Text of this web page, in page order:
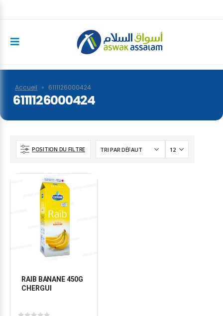
Accueil » 6111126000424
6111126000424
POSITION DU FILTRE
RAIB BANANE 450G
CHERGUI